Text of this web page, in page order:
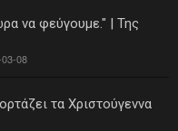
να φεύγουμε." | Της
08
τα Χριστούγεννα